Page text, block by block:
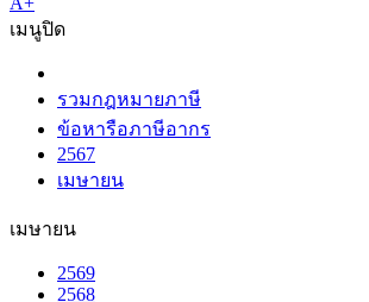
เมนูปิด
รวมกฎหมายภาษี
ข้อหารือภาษีอากร
2567
เมษายน
เมษายน
2569
2568